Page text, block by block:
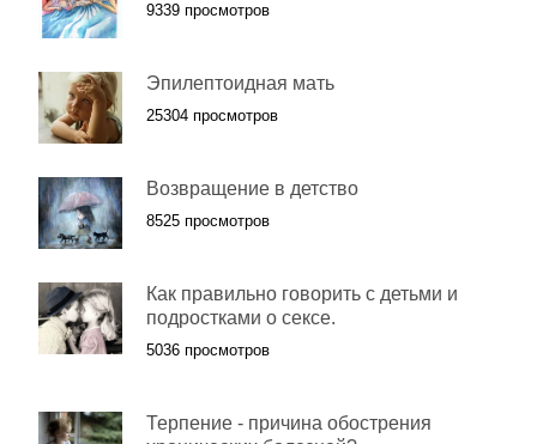
9339 просмотров
Эпилептоидная мать
25304 просмотров
Возвращение в детство
8525 просмотров
Как правильно говорить с детьми и
подростками о сексе.
5036 просмотров
Терпение - причина обострения